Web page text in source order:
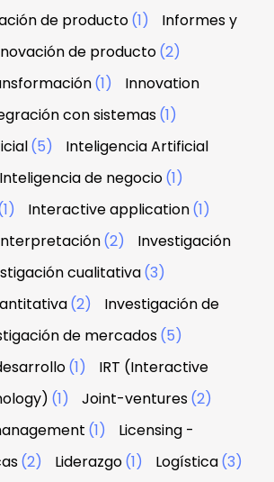
de producto(1)
Informes y
de producto(2)
(1)
Innovation
con sistemas(1)
(5)
Inteligencia Artificial
Inteligencia de negocio(1)
Interactive application(1)
(2)
Investigación
cualitativa(3)
(2)
Investigación de
de mercados(5)
(1)
IRT (Interactive
(1) Joint-ventures(2)
(1)
Licensing -
(2) Liderazgo(1) Logística(3)